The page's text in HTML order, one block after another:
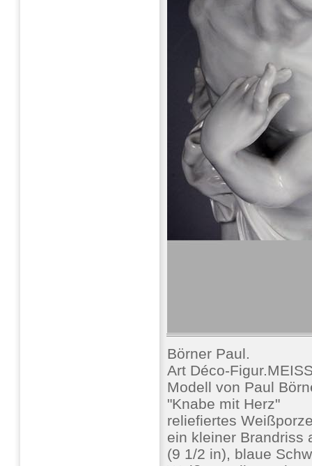
Börner Paul.
Art Déco-
Modell von Paul
"Knabe mit Herz"
reliefiertes
ein kleiner Brandriss
(9 1/2 in), blaue